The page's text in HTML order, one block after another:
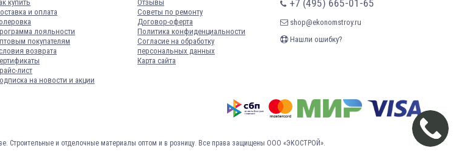
купить
и оплата
лояльности
покупателям
возврата
лист
на новости и акции
Отзывы
Советы по ремонту
Договор-оферта
Политика конфиденциальности
Согласие на обработку
персональных данных
Карта сайта
+7 (495) 665-01-65
shop@ekonomstroy.ru
Нашли ошибку?
Строительные и отделочные материалы оптом и в розницу. Все права защищены ООО «ЭКОСТРОЙ».